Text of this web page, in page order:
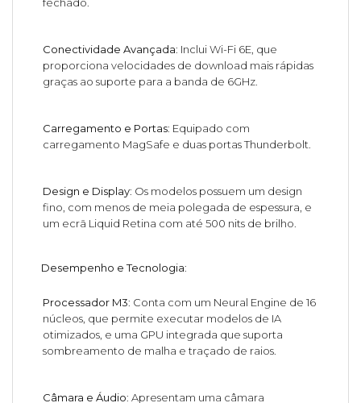
fechado.
Conectividade Avançada: Inclui Wi-Fi 6E, que
proporciona velocidades de download mais rápidas
graças ao suporte para a banda de 6GHz.
Carregamento e Portas: Equipado com
carregamento MagSafe e duas portas Thunderbolt.
Design e Display: Os modelos possuem um design
fino, com menos de meia polegada de espessura, e
um ecrã Liquid Retina com até 500 nits de brilho.
Desempenho e Tecnologia:
Processador M3: Conta com um Neural Engine de 16
núcleos, que permite executar modelos de IA
otimizados, e uma GPU integrada que suporta
sombreamento de malha e traçado de raios.
Câmara e Áudio: Apresentam uma câmara